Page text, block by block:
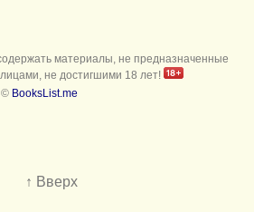
материалы, не предназначенные
не достигшими 18 лет!
© BooksList.me
↑ Вверх